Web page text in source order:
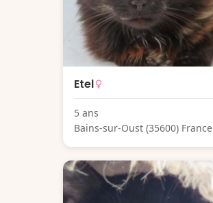
Etel
5 ans
Bains-sur-Oust (35600) France